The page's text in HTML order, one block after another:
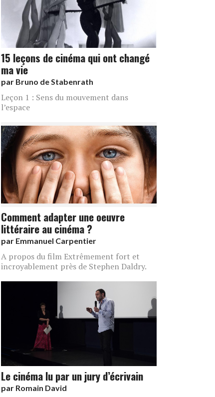
15 leçons de cinéma qui ont changé
ma vie
par Bruno de Stabenrath
Leçon 1 : Sens du mouvement dans
l’espace
Comment adapter une oeuvre
littéraire au cinéma ?
par Emmanuel Carpentier
A propos du film Extrêmement fort et
incroyablement près de Stephen Daldry.
Le cinéma lu par un jury d’écrivain
par Romain David